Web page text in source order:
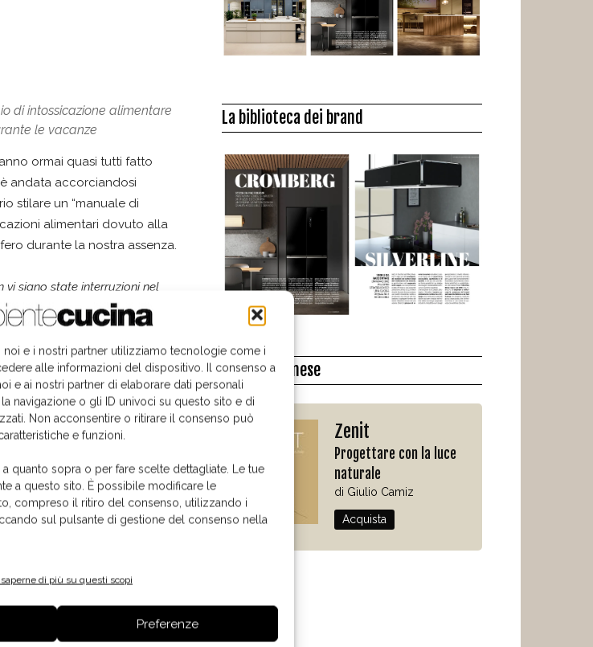
noi e i nostri partner utilizziamo tecnologie come i
alle informazioni del dispositivo. Il consenso a
e ai nostri partner di elaborare dati personali
navigazione o gli ID univoci su questo sito e di
Non acconsentire o ritirare il consenso può
e funzioni.
quanto sopra o per fare scelte dettagliate. Le tue
a questo sito. È possibile modificare le
compreso il ritiro del consenso, utilizzando i
sul pulsante di gestione del consenso nella
saperne di più su questi scopi
Preferenze
di intossicazione alimentare
le vacanze
ormai quasi tutti fatto
andata accorciandosi
stilare un “manuale di
alimentari dovuto alla
durante la nostra assenza.
vi siano state interruzioni nel
sulle confezioni di
non consumare i
dovere e allora è necessario
qualità e prestazioni elevate.
esempio, nasce proprio dotato
a lungo. Con la sua classe di
di 505 litri mantiene il
e pesce e livello di
all'interno del
del frigo, ottimizzando
per sempre
nel freezer.
La biblioteca dei brand
Il libro del mese
Zenit
Progettare con la luce
naturale
di Giulio Camiz
Acquista